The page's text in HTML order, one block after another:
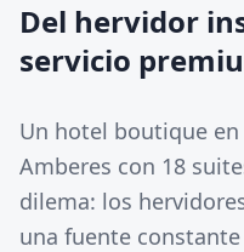
Del hervidor
servicio
Un hotel boutique
Amberes con 18
dilema: los
una fuente